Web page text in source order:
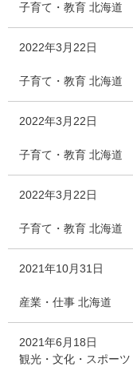
子育て・教育 北海道
2022年3月22日
子育て・教育 北海道
2022年3月22日
子育て・教育 北海道
2022年3月22日
子育て・教育 北海道
2021年10月31日
産業・仕事 北海道
2021年6月18日
観光・文化・スポーツ